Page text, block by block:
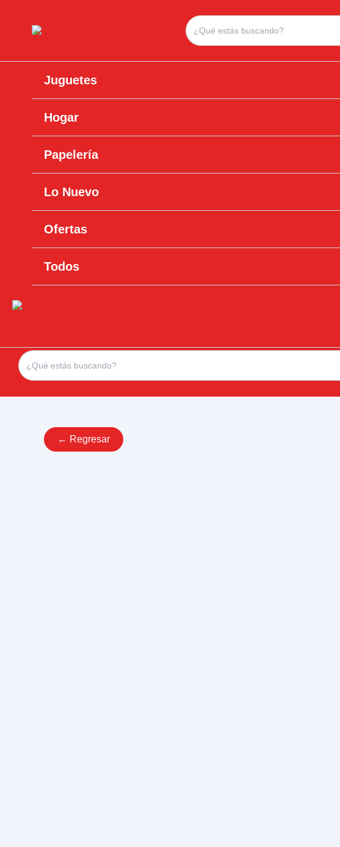
Search
for:
Juguetes
Hogar
Papelería
Lo Nuevo
Ofertas
Todos
Search
for:
← Regresar